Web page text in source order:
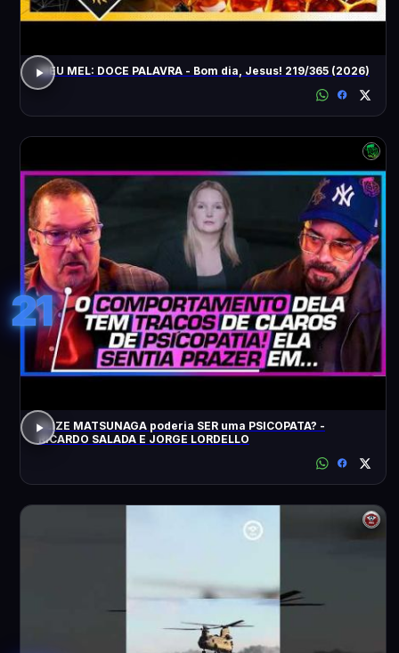
MEU MEL: DOCE PALAVRA - Bom dia, Jesus! 219/365 (2026)
21
ELIZE MATSUNAGA poderia SER uma PSICOPATA? -
RICARDO SALADA E JORGE LORDELLO